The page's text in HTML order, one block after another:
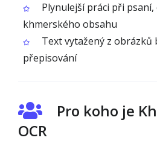
Plynulejší práci při psaní,
khmerského obsahu
Text vytažený z obrázků
přepisování
Pro koho je
OCR